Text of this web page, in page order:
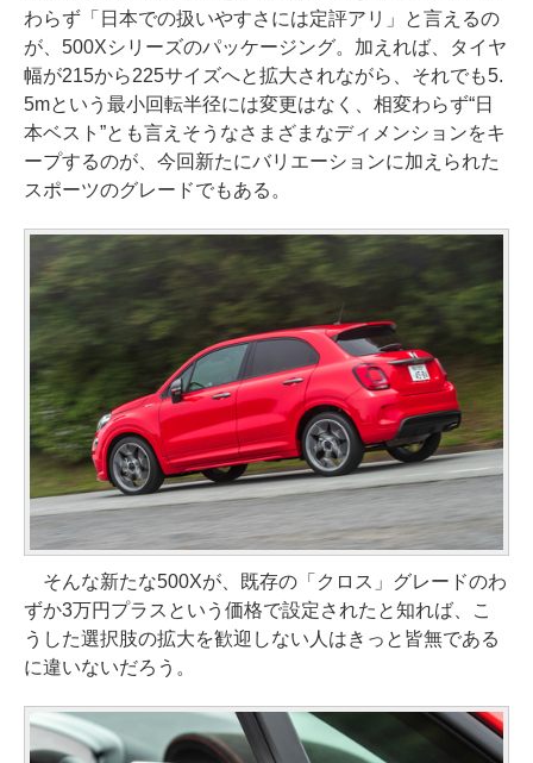
わらず「日本での扱いやすさには定評アリ」と言えるの
が、500Xシリーズのパッケージング。加えれば、タイヤ
幅が215から225サイズへと拡大されながら、それでも5.
5mという最小回転半径には変更はなく、相変わらず“日
本ベスト”とも言えそうなさまざまなディメンションをキ
ープするのが、今回新たにバリエーションに加えられた
スポーツのグレードでもある。
そんな新たな500Xが、既存の「クロス」グレードのわ
ずか3万円プラスという価格で設定されたと知れば、こ
うした選択肢の拡大を歓迎しない人はきっと皆無である
に違いないだろう。